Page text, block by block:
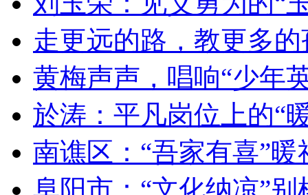
走更远的路，教更多的
黄梅声声，唱响“少年
於涛：平凡岗位上的“
南谯区：“吾家有喜”暖
阜阳市：“文化纳凉”别